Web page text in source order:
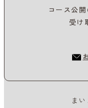
コース公
受け
ま